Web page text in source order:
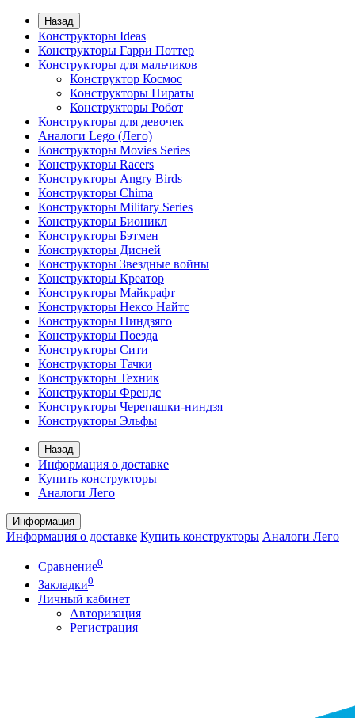
Назад
Конструкторы Ideas
Конструкторы Гарри Поттер
Конструкторы для мальчиков
Конструктор Космос
Конструкторы Пираты
Конструкторы Робот
Конструкторы для девочек
Аналоги Lego (Лего)
Конструкторы Movies Series
Конструкторы Racers
Конструкторы Angry Birds
Конструкторы Chima
Конструкторы Military Series
Конструкторы Бионикл
Конструкторы Бэтмен
Конструкторы Дисней
Конструкторы Звездные войны
Конструкторы Креатор
Конструкторы Майкрафт
Конструкторы Нексо Найтс
Конструкторы Ниндзяго
Конструкторы Поезда
Конструкторы Сити
Конструкторы Тачки
Конструкторы Техник
Конструкторы Френдс
Конструкторы Черепашки-ниндзя
Конструкторы Эльфы
Назад
Информация о доставке
Купить конструкторы
Аналоги Лего
Информация
Информация о доставке Купить конструкторы Аналоги Лего
Сравнение0
Закладки0
Личный кабинет
Авторизация
Регистрация